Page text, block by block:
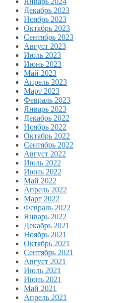
Декабрь 2023
Ноябрь 2023
Октябрь 2023
Сентябрь 2023
Август 2023
Июль 2023
Июнь 2023
Май 2023
Апрель 2023
Март 2023
Февраль 2023
Январь 2023
Декабрь 2022
Ноябрь 2022
Октябрь 2022
Сентябрь 2022
Август 2022
Июль 2022
Июнь 2022
Май 2022
Апрель 2022
Март 2022
Февраль 2022
Январь 2022
Декабрь 2021
Ноябрь 2021
Октябрь 2021
Сентябрь 2021
Август 2021
Июль 2021
Июнь 2021
Май 2021
Апрель 2021